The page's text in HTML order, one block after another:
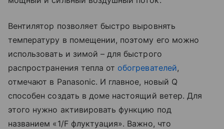
Вентилятор позволяет быстро выровнять
температуру в помещении, поэтому его можно
использовать и зимой – для быстрого
распространения тепла от обогревателей,
отмечают в Panasonic. И главное, новый Q
способен создать в доме настоящий ветер. Для
этого нужно активировать функцию под
названием «1/F флуктуация». Важно, что